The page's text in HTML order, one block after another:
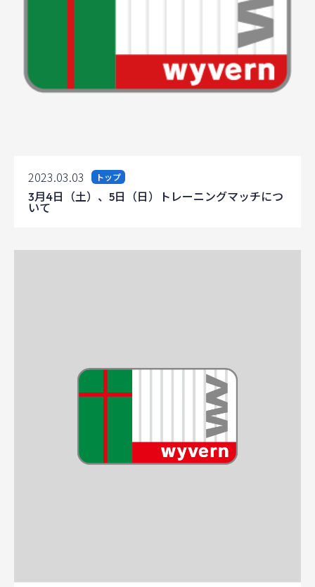
2023.03.03 トップ
3月4日（土）、5日（日）トレーニングマッチにつ
いて